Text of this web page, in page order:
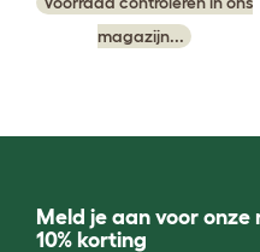
magazijn...
Meld je aan voor
10% korting